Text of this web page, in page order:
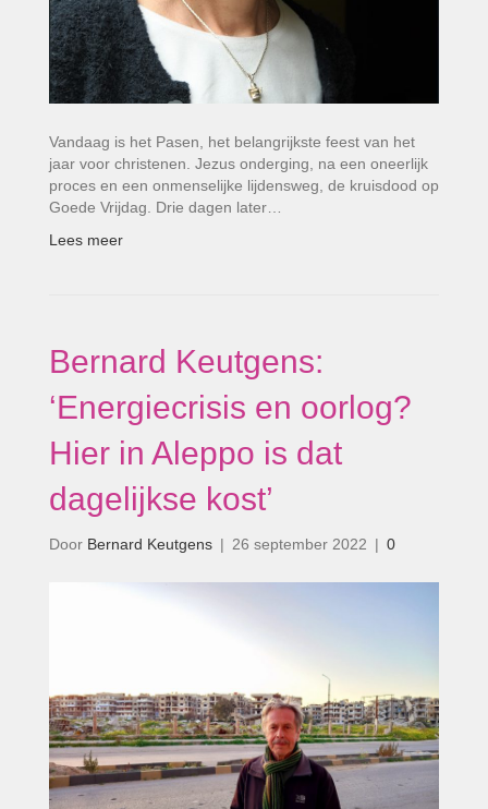
Vandaag is het Pasen, het belangrijkste feest van het
jaar voor christenen. Jezus onderging, na een oneerlijk
proces en een onmenselijke lijdensweg, de kruisdood op
Goede Vrijdag. Drie dagen later…
Lees meer
Bernard Keutgens:
‘Energiecrisis en oorlog?
Hier in Aleppo is dat
dagelijkse kost’
Door Bernard Keutgens | 26 september 2022 | 0